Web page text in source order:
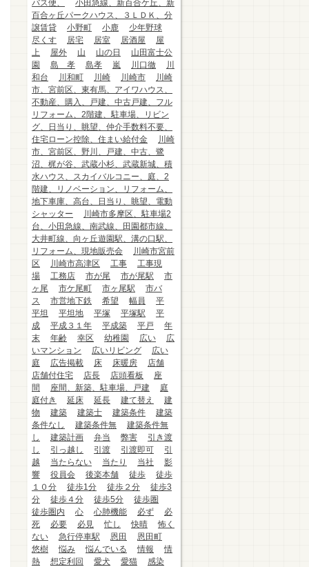
バス便、
小田急線、新百合ケ丘、新
百合ヶ丘パークハウス、３ＬＤＫ、分
譲賃貸
小野町 小鹿
少年野球
尽くす
居宅 居室 居酒屋
屋
上
屋外 山 山の日
山田富士公
園
島 孝 島孝 嵐 川口徹
川
和台
川和町 川崎 川崎市
川崎
市、宮前区、東有馬、アイワハウス、
不動産、購入、戸建、中古戸建、フル
リフォーム、2階建、駐車場、リビン
グ、日当り、眺望、仲介手数料不要、
住宅ローン控除、住まい給付金
川崎
市、宮前区、野川、戸建、中古、鷺
沼、梶が谷、武蔵小杉、武蔵新城、積
水ハウス、スカイバルコニー、庭、2
階建、リノベーション、リフォーム、
地下車庫、高台、日当り、眺望、電動
シャッター
川崎市多摩区、駐車場2
台、小田急線、南武線、田園都市線、
大井町線、向ヶ丘遊園駅、溝の口駅、
リフォーム、現地販売会
川崎市宮前
区
川崎市高津区 工事
工事現
場
工務店 市が尾 市が尾駅
市
ヶ尾
市ケ尾町 市ヶ尾駅
市バ
ス
市営地下鉄 希望 幅員
平
平坦
平坦地 平塚 平塚駅
平
成
平成３１年 平成築 平戸
年
末
年齢 幸区 幼稚園 広い
広
いマンション
広いリビング
広い
庭
広告掲載 床 床暖房
店舗
店舗付住宅
店長 店頭看板
座
間
座間、新築、駐車場、戸建
庭
庭付き
延床 延長 建て替え
建
物
建築 建築士 建築条件
建築
条件なし
建築条件無
建築条件無
し
建築計画 弁当 弊害
引き渡
し
引っ越し 引渡 引渡即可
引
越
当たらない 当たり 当社
影
響
役員会 後楽本舗 徒歩
徒歩
１０分
徒歩1分 徒歩２分
徒歩3
分
徒歩４分 徒歩5分
徒歩圏
徒歩圏内
心 心肺機能 必ず
必
死
必要 必見 忙し 快晴
怖く
ない
急行停車駅 恩田
恩田町
悠樹
悩み 悩んでいる 情報
情
熱
想定利回 愛犬 愛猫
感染